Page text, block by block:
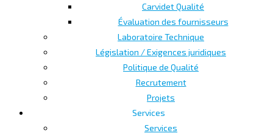
Carvidet Qualité
Évaluation des fournisseurs
Laboratoire Technique
Législation / Exigences juridiques
Politique de Qualité
Recrutement
Projets
Services
Services